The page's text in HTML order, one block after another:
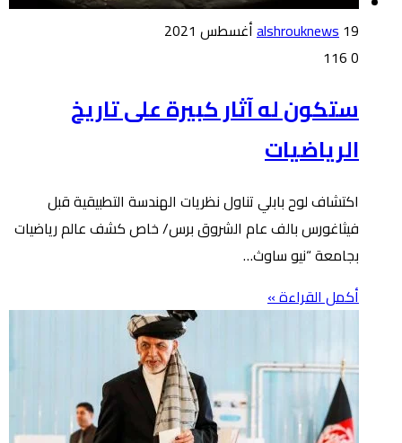
alshrouknews19 أغسطس 2021
0
ستكون له آثار كبيرة على تاريخ
الرياضيات
اكتشاف لوح بابلي تناول نظريات الهندسة التطبيقية قبل
فيثاغورس بالف عام الشروق برس/ خاص كشف عالم رياضيات
بجامعة “نيو ساوث…
أكمل القراءة »